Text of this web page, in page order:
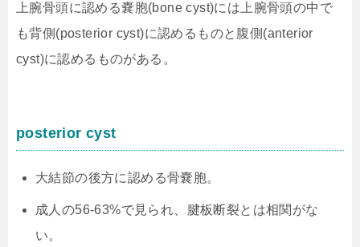
上腕骨頭に認める嚢胞(bone cyst)には上腕骨頭の中で
も背側(posterior cyst)に認めるものと腹側(anterior
cyst)に認めるものがある。
posterior cyst
大結節の後方に認める骨嚢胞。
成人の56-63%で見られ、腱板断裂とは相関がな
い。